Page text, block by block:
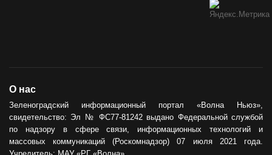
О нас
Зеленоградский информационный портал «Волна Ньюз»,
свидетельство: Эл № ФС77-81242 выдано Федеральной службой
по надзору в сфере связи, информационных технологий и
массовых коммуникаций (Роскомнадзор) 07 июля 2021 года.